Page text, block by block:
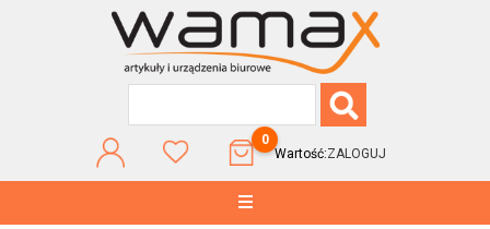
0
Wartość:ZALOGUJ